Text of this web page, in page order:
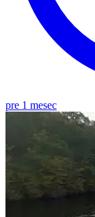
pre 1 mesec